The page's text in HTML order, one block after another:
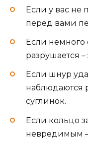
Если у вас не
перед вами
Если немного
разрушается –
Если шнур
наблюдаются
суглинок.
Если кольцо
невредимым –